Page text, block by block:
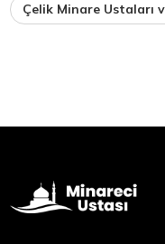
Çelik Minare Ustaları